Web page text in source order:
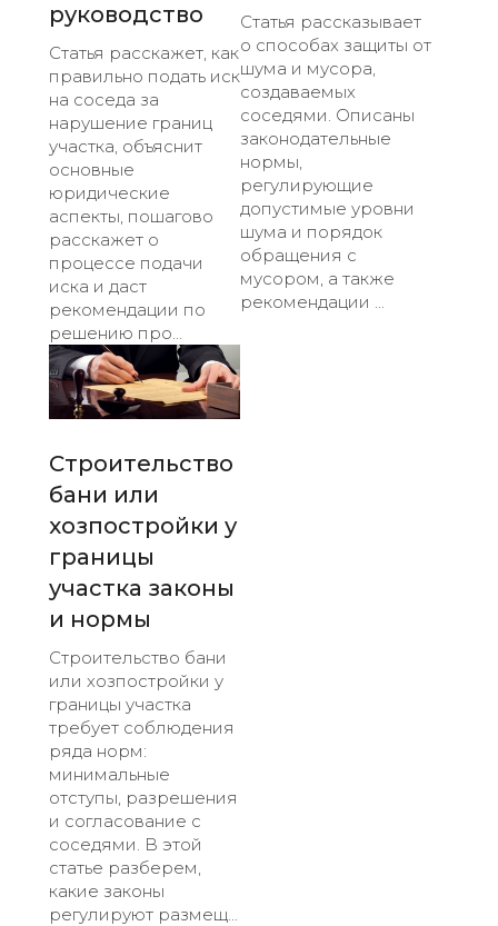
руководство
Статья расскажет, как
правильно подать иск
на соседа за
нарушение границ
участка, объяснит
основные
юридические
аспекты, пошагово
расскажет о
процессе подачи
иска и даст
рекомендации по
решению про...
Статья рассказывает
о способах защиты от
шума и мусора,
создаваемых
соседями. Описаны
законодательные
нормы,
регулирующие
допустимые уровни
шума и порядок
обращения с
мусором, а также
рекомендации ...
Строительство
бани или
хозпостройки у
границы
участка законы
и нормы
Строительство бани
или хозпостройки у
границы участка
требует соблюдения
ряда норм:
минимальные
отступы, разрешения
и согласование с
соседями. В этой
статье разберем,
какие законы
регулируют размещ...